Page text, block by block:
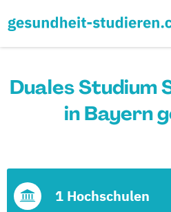
Duales
in Bayern
1 Hochschulen